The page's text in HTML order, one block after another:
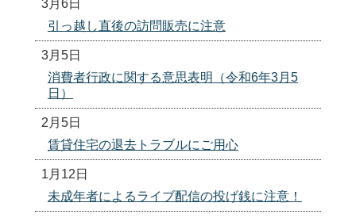
3月6日
引っ越し直後の訪問販売に注意
3月5日
消費者行政に関する意思表明（令和6年3月5
日）
2月5日
賃貸住宅の退去トラブルにご用心
1月12日
未成年者によるライブ配信の投げ銭に注意！